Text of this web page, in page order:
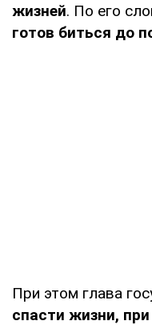
жизней. По его
готов биться до
При этом глава
спасти жизни,